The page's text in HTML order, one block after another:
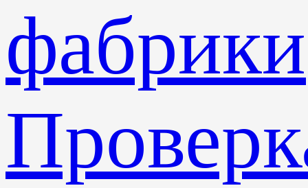
фабрики